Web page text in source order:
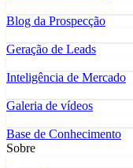
Blog da Prospecção
Geração de Leads
Inteligência de Mercado
Galeria de vídeos
Base de Conhecimento
Sobre